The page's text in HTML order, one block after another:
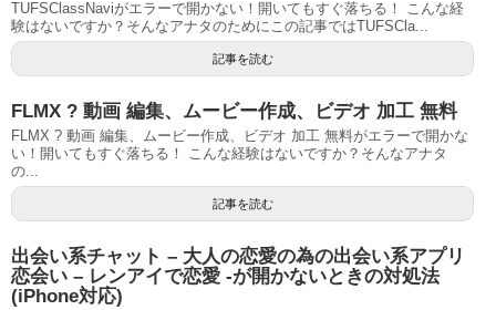
TUFSClassNaviがエラーで開かない！開いてもすぐ落ちる！ こんな経
験はないですか？そんなアナタのためにこの記事ではTUFSCla...
記事を読む
FLMX ? 動画 編集、ムービー作成、ビデオ 加工 無料
FLMX ? 動画 編集、ムービー作成、ビデオ 加工 無料がエラーで開かな
い！開いてもすぐ落ちる！ こんな経験はないですか？そんなアナタ
の...
記事を読む
出会い系チャット – 大人の恋愛の為の出会い系アプリ
恋会い – レンアイで恋愛 -が開かないときの対処法
(iPhone対応)